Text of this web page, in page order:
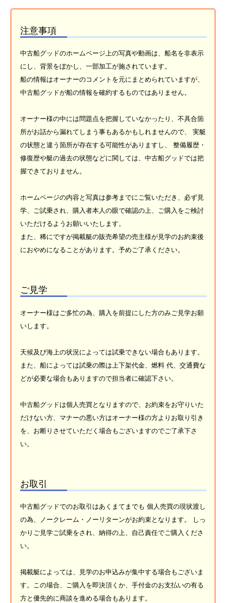
注意事項
中古船グッドのホームページ上の写真や動画は、船名を非表示
にし、背景をぼかし、一部加工が施されています。
船の情報はオーナーのコメントを元にまとめられていますが、
中古船グッドが船の情報を確約するものではありません。
オーナー様の中には問題点を把握していなかったり、不具合箇
所がお話から漏れてしまう事もあるかもしれませんので、 実艇
の状態と違う箇所が存在する可能性がありますし、 整備履歴・
修復歴や艇の過去の状態などに関しては、中古船グッドでは把
握できておりません。
ホームページの内容と写真は参考までにご覧いただき、必ず見
学、ご試乗され、購入者本人の眼で確認の上、ご購入をご検討
いただけるようお願いいたします。
また、稀にですが掲載艇の販売希望の売主様が見学のお約束後
におやめになることがあります。予めご了承ください。
ご見学
オーナー様はご多忙の為、購入を前提にした方のみご見学お願
いします。
天候及び海上の状況によっては試乗できない場合もあります。
また、船によっては試乗の際は上下架代金、燃料 代、交通費な
どが必要な場合もありますので担当者に確認下さい。
中古船グッドは個人売買となりますので、お約束をお守りいた
だけない方、マナーの悪い方はオーナー様の方よりお取り引き
を、お断りさせていただく場合もございますのでご了承下さ
い。
お取引
中古船グッドでのお取引はあくまてまでも 個人売買の現状渡し
の為、ノークレーム・ノーリターンがお約束となります。 しっ
かりご見学ご試乗をされ、納得の上、自己責任でご購入くださ
い。
掲載艇によっては、見学のお申込みが集中する場合もございま
す。この場合、ご購入を即決頂くか、手付金のお支払いの有る
方と優先的に商談を進める場合もあります。